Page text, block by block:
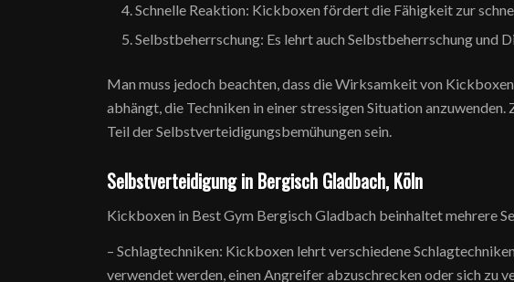
Schnelle Reaktion: Kickboxen fördert die Fähigkeit zur
Selbstbeherrschung: Es lehrt auch Selbstbeherrschung und
Man muss jedoch beachten, dass die Wirksamkeit von
abhängt, die Techniken in einer stressigen Situation
Teil der Selbstverteidigungsbemühungen sein.
Selbstverteidigung in Bergisch Gladbach, Köln
Kickboxen in Best Gym Bergisch Gladbach beinhaltet mehrere
– Schlagtechniken: Kickboxen lehrt verschiedene
verwendet werden, einen Angreifer abzuschrecken oder sich zu